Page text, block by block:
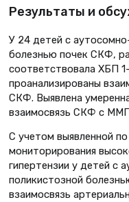
Результаты и
У 24 детей с
болезнью почек СКФ,
соответствовала ХБП
проанализированы
СКФ. Выявлена
взаимосвязь СКФ с
С учетом выявленной
мониторирования
гипертензии у детей с
поликистозной
взаимосвязь